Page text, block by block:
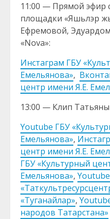
11:00 — Прямой эфир
площадки «Яшьлэр
Ефремовой,
«Nova»:
Инстаграм ГБУ
Емельянова»,
центр имени Я.Е.
13:00 — Клип
Youtube ГБУ
Емельянова»,
центр имени Я.Е.
ГБУ «Культурный
Емельянова»,
«Туганайлар»,
народов Татарстана»